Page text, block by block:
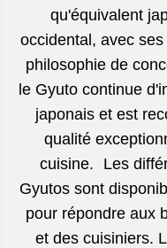
qu'équivalent
occidental, avec
philosophie de
le Gyuto continue
japonais et est
qualité
cuisine. Les
Gyutos sont
pour répondre aux
et des cuisiniers.